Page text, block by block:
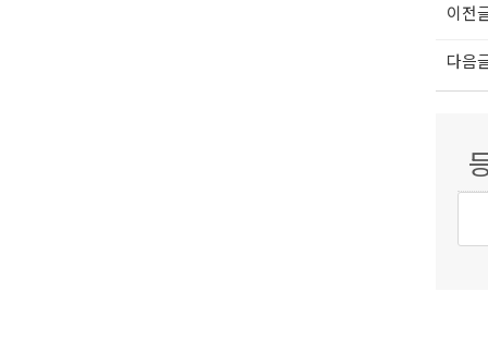
이전
다음